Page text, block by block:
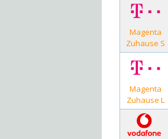
Magenta
Zuhause S
Magenta
Zuhause L